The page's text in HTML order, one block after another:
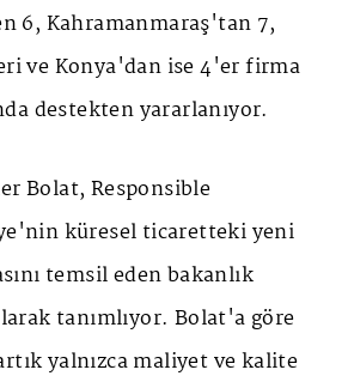
6, Kahramanmaraş'tan 7,
ve Konya'dan ise 4'er firma
destekten yararlanıyor.
Bolat, Responsible
küresel ticaretteki yeni
temsil eden bakanlık
tanımlıyor. Bolat'a göre
yalnızca maliyet ve kalite